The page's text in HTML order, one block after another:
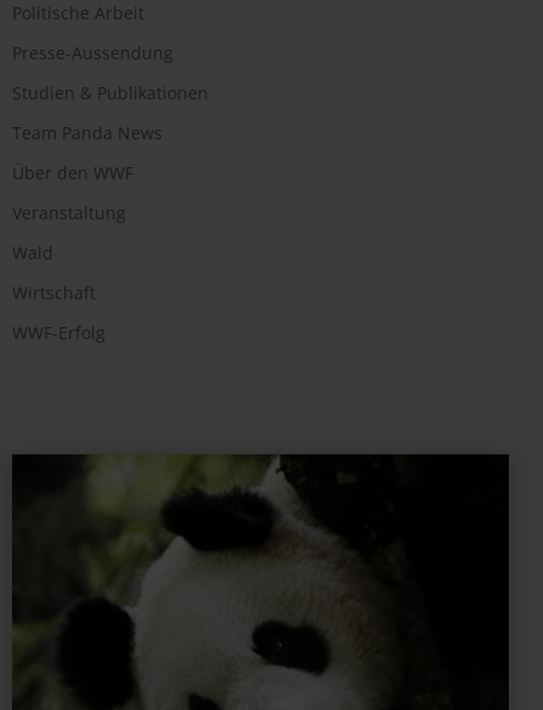
Politische Arbeit
Presse-Aussendung
Studien & Publikationen
Team Panda News
Über den WWF
Veranstaltung
Wald
Wirtschaft
WWF-Erfolg